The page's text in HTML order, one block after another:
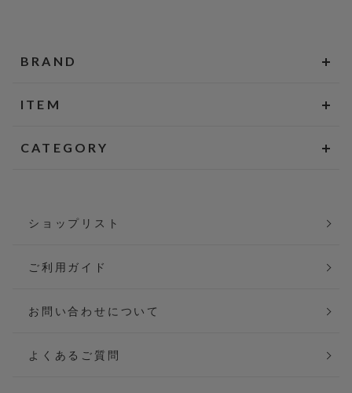
BRAND
ITEM
CATEGORY
ショップリスト
ご利用ガイド
お問い合わせについて
よくあるご質問